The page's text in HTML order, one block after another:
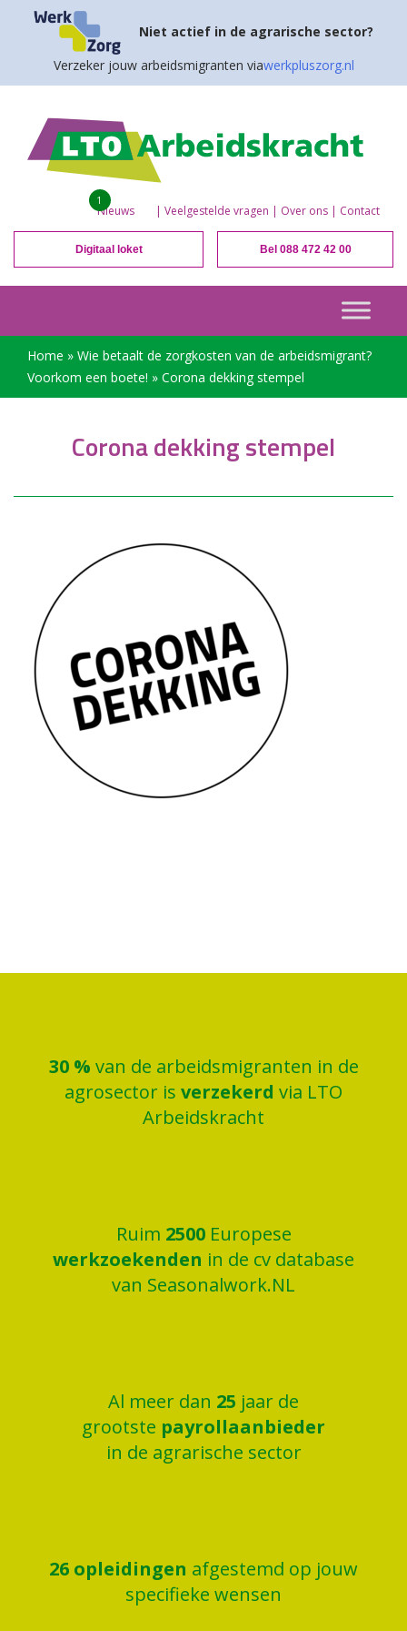
Niet actief in de agrarische sector?
Verzeker jouw arbeidsmigranten viawerkpluszorg.nl
Nieuws
1
| Veelgestelde vragen | Over ons | Contact
Digitaal loket Bel 088 472 42 00
Home » Wie betaalt de zorgkosten van de arbeidsmigrant?
Voorkom een boete! » Corona dekking stempel
Corona dekking stempel
30 % van de arbeidsmigranten in de
agrosector is verzekerd via LTO
Arbeidskracht
Ruim 2500 Europese
werkzoekenden in de cv database
van Seasonalwork.NL
Al meer dan 25 jaar de
grootste payrollaanbieder
in de agrarische sector
26 opleidingen afgestemd op jouw
specifieke wensen